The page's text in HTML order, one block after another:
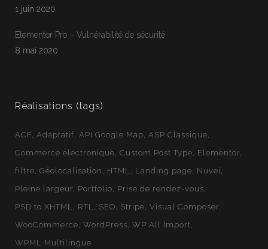
1 juin 2020
Elementor Pro – Vulnérabilité de sécurité
8 mai 2020
Réalisations (tags)
ACF Adaptatif API Google Map ASP Classique
Commerce électronique Custom Post Type
Elementor
filtre Géolocalisation HTML Landing page
Nuvei
Pleine largeur Portfolio
Prise de rendez-vous
PSD to XHTML
RTL SEO Stripe Visual Composer
WooCommerce WordPress WP All Import
WPML Multilingue
Jean-Francois En ligne
Webloft